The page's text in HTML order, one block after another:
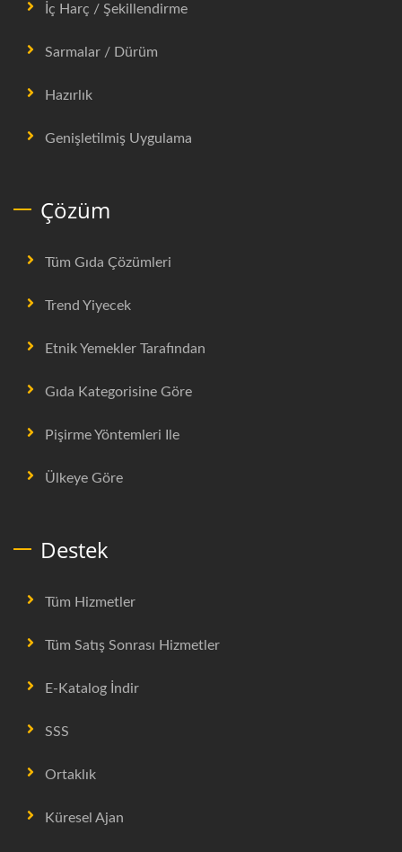
İç Harç / Şekillendirme
Sarmalar / Dürüm
Hazırlık
Genişletilmiş Uygulama
Çözüm
Tüm Gıda Çözümleri
Trend Yiyecek
Etnik Yemekler Tarafından
Gıda Kategorisine Göre
Pişirme Yöntemleri Ile
Ülkeye Göre
Destek
Tüm Hizmetler
Tüm Satış Sonrası Hizmetler
E-Katalog İndir
SSS
Ortaklık
Küresel Ajan